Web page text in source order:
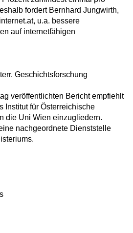
fordert Bernhard Jungwirth,
u.a. bessere
auf internetfähigen
Geschichtsforschung
veröffentlichten Bericht empfiehlt
Institut für Österreichische
die Uni Wien einzugliedern.
nachgeordnete Dienststelle